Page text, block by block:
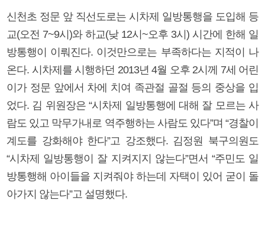
신천초 정문 앞 직선도로는 시차제 일방통행을 도입해 등
교(오전 7~9시)와 하교(낮 12시~오후 3시) 시간에 한해 일
방통행이 이뤄진다. 이것만으로는 부족하다는 지적이 나
온다. 시차제를 시행하던 2013년 4월 오후 2시께 7세 어린
이가 정문 앞에서 차에 치여 족관절 골절 등의 중상을 입
었다. 김 위원장은 “시차제 일방통행에 대해 잘 모르는 사
람도 있고 막무가내로 역주행하는 사람도 있다”며 “경찰이
계도를 강화해야 한다”고 강조했다. 김정원 북구의원도
“시차제 일방통행이 잘 지켜지지 않는다”면서 “주민도 일
방통행해 아이들을 지켜줘야 하는데 자택이 있어 굳이 돌
아가지 않는다”고 설명했다.